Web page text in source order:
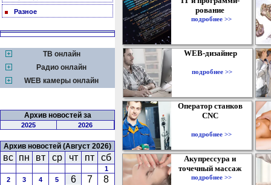
Разное
ТВ онлайн
Радио онлайн
WEB камеры онлайн
Архив новостей за
2025 2026
Архив новостей (Август 2026)
вс пн вт ср чт пт сб
1
2
3 4 5 6 7
8
рование
подробнее >>
WEB-дизайнер
подробнее >>
Оператор станков
CNC
подробнее >>
Акупрессура и
точечный массаж
подробнее >>